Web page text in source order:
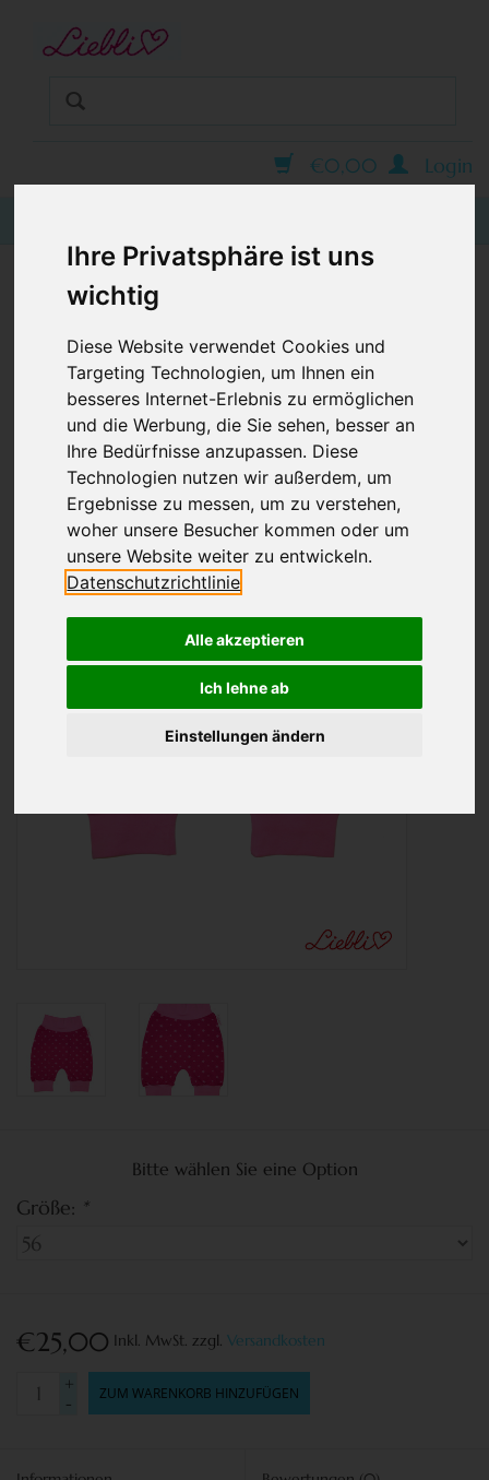
Ihre Privatsphäre ist uns
wichtig
Diese Website verwendet Cookies und
Targeting Technologien, um Ihnen ein
besseres Internet-Erlebnis zu ermöglichen
und die Werbung, die Sie sehen, besser an
Ihre Bedürfnisse anzupassen. Diese
Technologien nutzen wir außerdem, um
Ergebnisse zu messen, um zu verstehen,
woher unsere Besucher kommen oder um
unsere Website weiter zu entwickeln.
Datenschutzrichtlinie
Alle akzeptieren
Ich lehne ab
Einstellungen ändern
€0,00 Login
STARTSEITE
KINDERGESCHÄFT IN WIEN
BLOG
BABYHOSE / PUMPHOSE, STERNCHEN PINK
ROSA
Bitte wählen Sie eine Option
Größe: *
€25,00 Inkl. MwSt. zzgl. Versandkosten
+
-
ZUM WARENKORB HINZUFÜGEN